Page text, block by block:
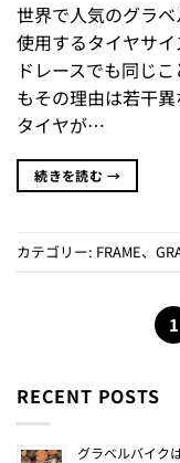
世界で人気のグラ
使用するタイヤサ
ドレースでも同じ
もその理由は若干
タイヤが…
続きを読む →
カテゴリー: FRAME、
1
RECENT POSTS
グラベルバイク